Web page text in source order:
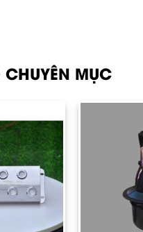
MỤC